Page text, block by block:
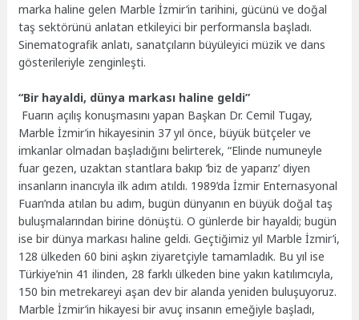
marka haline gelen Marble İzmir’in tarihini, gücünü ve doğal
taş sektörünü anlatan etkileyici bir performansla başladı.
Sinematografik anlatı, sanatçıların büyüleyici müzik ve dans
gösterileriyle zenginleşti.
“Bir hayaldi, dünya markası haline geldi”
Fuarın açılış konuşmasını yapan Başkan Dr. Cemil Tugay,
Marble İzmir’in hikayesinin 37 yıl önce, büyük bütçeler ve
imkanlar olmadan başladığını belirterek, “Elinde numuneyle
fuar gezen, uzaktan stantlara bakıp ‘biz de yaparız’ diyen
insanların inancıyla ilk adım atıldı. 1989’da İzmir Enternasyonal
Fuarı’nda atılan bu adım, bugün dünyanın en büyük doğal taş
buluşmalarından birine dönüştü. O günlerde bir hayaldi; bugün
ise bir dünya markası haline geldi. Geçtiğimiz yıl Marble İzmir’i,
128 ülkeden 60 bini aşkın ziyaretçiyle tamamladık. Bu yıl ise
Türkiye’nin 41 ilinden, 28 farklı ülkeden bine yakın katılımcıyla,
150 bin metrekareyi aşan dev bir alanda yeniden buluşuyoruz.
Marble İzmir’in hikayesi bir avuç insanın emeğiyle başladı,